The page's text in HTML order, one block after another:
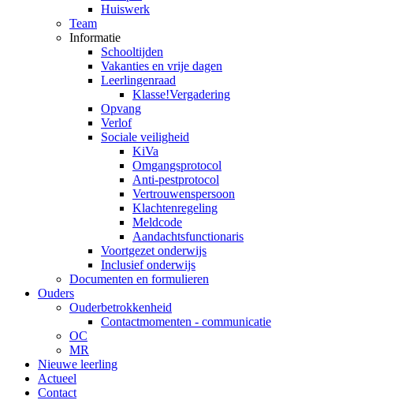
Huiswerk
Team
Informatie
Schooltijden
Vakanties en vrije dagen
Leerlingenraad
Klasse!Vergadering
Opvang
Verlof
Sociale veiligheid
KiVa
Omgangsprotocol
Anti-pestprotocol
Vertrouwenspersoon
Klachtenregeling
Meldcode
Aandachtsfunctionaris
Voortgezet onderwijs
Inclusief onderwijs
Documenten en formulieren
Ouders
Ouderbetrokkenheid
Contactmomenten - communicatie
OC
MR
Nieuwe leerling
Actueel
Contact